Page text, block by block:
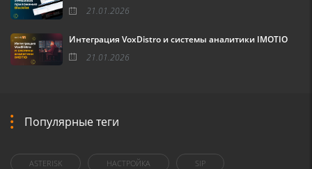
21.01.2026
Интеграция VoxDistro и системы аналитики IMOTIO
21.01.2026
Популярные теги
ASTERISK НАСТРОЙКА SIP